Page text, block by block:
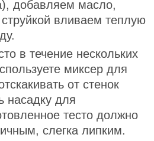
добавляем масло,
вливаем теплую
в течение нескольких
миксер для
от стенок
насадку для
тесто должно
слегка липким.